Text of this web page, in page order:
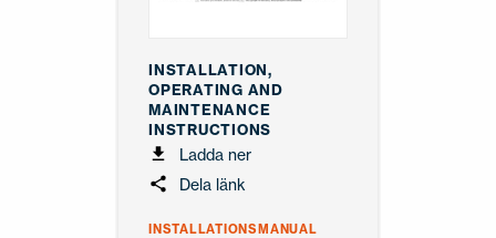
INSTALLATION,
OPERATING AND
MAINTENANCE
INSTRUCTIONS
Ladda ner
Dela länk
INSTALLATIONSMANUAL